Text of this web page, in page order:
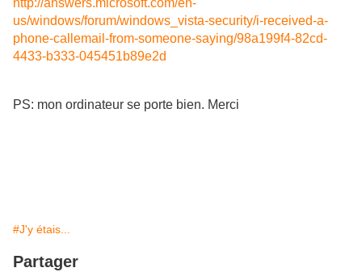
http://answers.microsoft.com/en-
us/windows/forum/windows_vista-security/i-received-a-
phone-callemail-from-someone-saying/98a199f4-82cd-
4433-b333-045451b89e2d
PS: mon ordinateur se porte bien. Merci
#J'y étais...
Partager